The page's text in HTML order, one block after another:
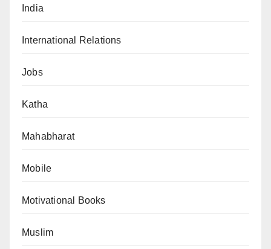
India
International Relations
Jobs
Katha
Mahabharat
Mobile
Motivational Books
Muslim